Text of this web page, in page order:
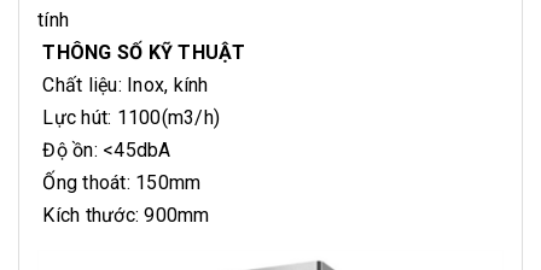
tính
THÔNG SỐ KỸ THUẬT
Chất liệu: Inox, kính
Lực hút: 1100(m3/h)
Độ ồn: <45dbA
Ống thoát: 150mm
Kích thước: 900mm